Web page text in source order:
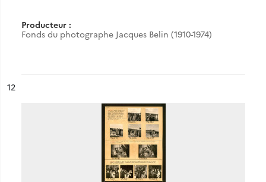
Producteur :
Fonds du photographe Jacques Belin (1910-1974)
n°
12